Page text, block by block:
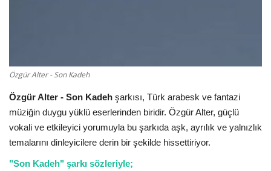
Özgür Alter - Son Kadeh
Özgür Alter - Son Kadeh şarkısı, Türk arabesk ve fantazi
müziğin duygu yüklü eserlerinden biridir. Özgür Alter, güçlü
vokali ve etkileyici yorumuyla bu şarkıda aşk, ayrılık ve yalnızlık
temalarını dinleyicilere derin bir şekilde hissettiriyor.
"Son Kadeh" şarkı sözleriyle;